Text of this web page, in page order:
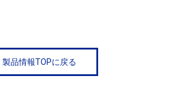
製品情報TOPに戻る